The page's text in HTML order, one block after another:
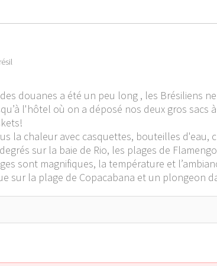
douanes a été un peu long , les Brésiliens
l'hôtel où on a déposé nos deux gros
la chaleur avec casquettes, bouteilles d'eau,
sur la baie de Rio, les plages de
sont magnifiques, la température et
sur la plage de Copacabana et un plongeon